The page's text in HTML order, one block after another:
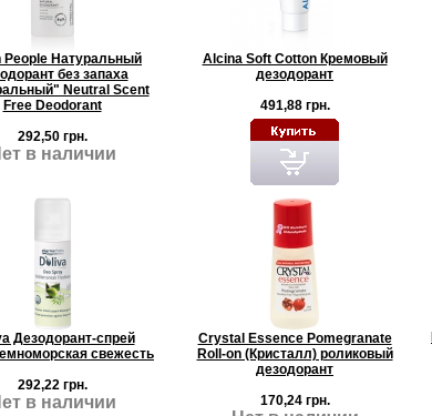
People Натуральный
без запаха
Neutral Scent
Free Deodorant
292,50 грн.
в наличии
Alcina Soft Cotton Кремовый
дезодорант
491,88 грн.
Дезодорант-спрей
свежесть
292,22 грн.
в наличии
Crystal Essence Pomegranate
Roll-on (Кристалл) роликовый
дезодорант
170,24 грн.